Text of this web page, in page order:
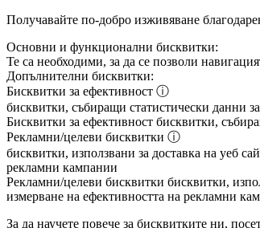
Получавайте по-добро изживяване
Основни и функционални бисквитки:
Те са необходими, за да се позволи
Допълнителни бисквитки:
Бисквитки за ефективност ⓘ
бисквитки, събиращи статистически данни
Бисквитки за ефективност бисквитки,
Рекламни/целеви бисквитки ⓘ
бисквитки, използвани за доставка на уеб
рекламни кампании
Рекламни/целеви бисквитки бисквитки,
измерване на ефективността на рекламни
За да научете повече за бисквитките ни,